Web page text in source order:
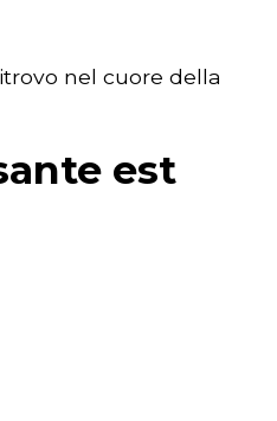
nel cuore della
est